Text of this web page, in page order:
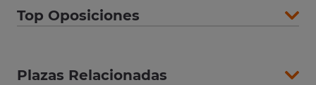
Top Oposiciones
Plazas Relacionadas